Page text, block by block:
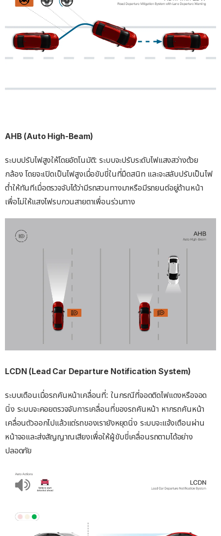
AHB (Auto High-Beam)
ระบบปรับไฟสูงให้โดยอัตโนมัติ: ระบบจะปรับระดับไฟแสงสว่างด้วย
กล้อง โดยจะเปิดเป็นไฟสูงเมื่อขับขี่ในที่มืดสนิท และจะสลับปรับเป็นไฟ
ต่ำให้ทันทีเมื่อตรวจจับได้ว่ามีรถสวนทางมาหรือมีรถยนต์อยู่ด้านหน้า
เพื่อไม่ให้แสงไฟรบกวนสายตาเพื่อนร่วมทาง
LCDN (Lead Car Departure Notification System)
ระบบเตือนเมื่อรถคันหน้าเคลื่อนที่: ในกรณีที่จอดติดไฟแดงหรือจอด
นิ่ง ระบบจะคอยตรวจจับการเคลื่อนที่ของรถคันหน้า หากรถคันหน้า
เคลื่อนตัวออกไปแล้วแต่รถของเรายังหยุดนิ่ง ระบบจะแจ้งเตือนผ่าน
หน้าจอและส่งสัญญาณเสียงเพื่อให้ผู้ขับขี่เคลื่อนรถตามได้อย่าง
ปลอดภัย